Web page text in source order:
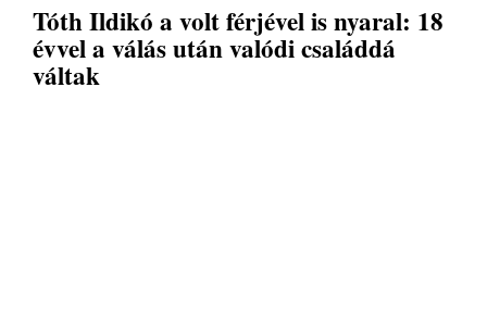
Tóth Ildikó a volt férjével is nyaral: 18
évvel a válás után valódi családdá
váltak